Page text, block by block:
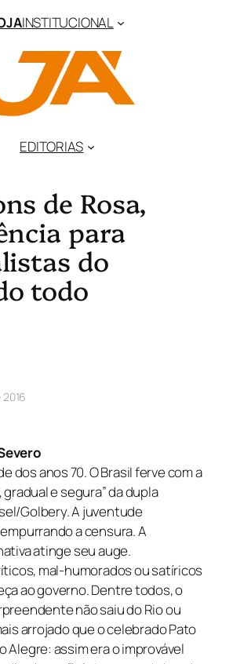
INSTITUCIONAL
EDITORIAS
de Rosa,
para
do
todo
dos anos 70. O Brasil ferve com a
e segura” da dupla
Golbery. A juventude
a censura. A
atinge seu auge.
mal-humorados ou satíricos
ao governo. Dentre todos, o
não saiu do Rio ou
arrojado que o celebrado Pato
Alegre: assim era o improvável